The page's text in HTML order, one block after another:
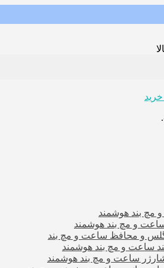
مچ بند هوشمند
و مچ بند هوشمند
و محافظ ساعت و مچ بند
ساعت و مچ بند هوشمند
ساعت و مچ بند هوشمند